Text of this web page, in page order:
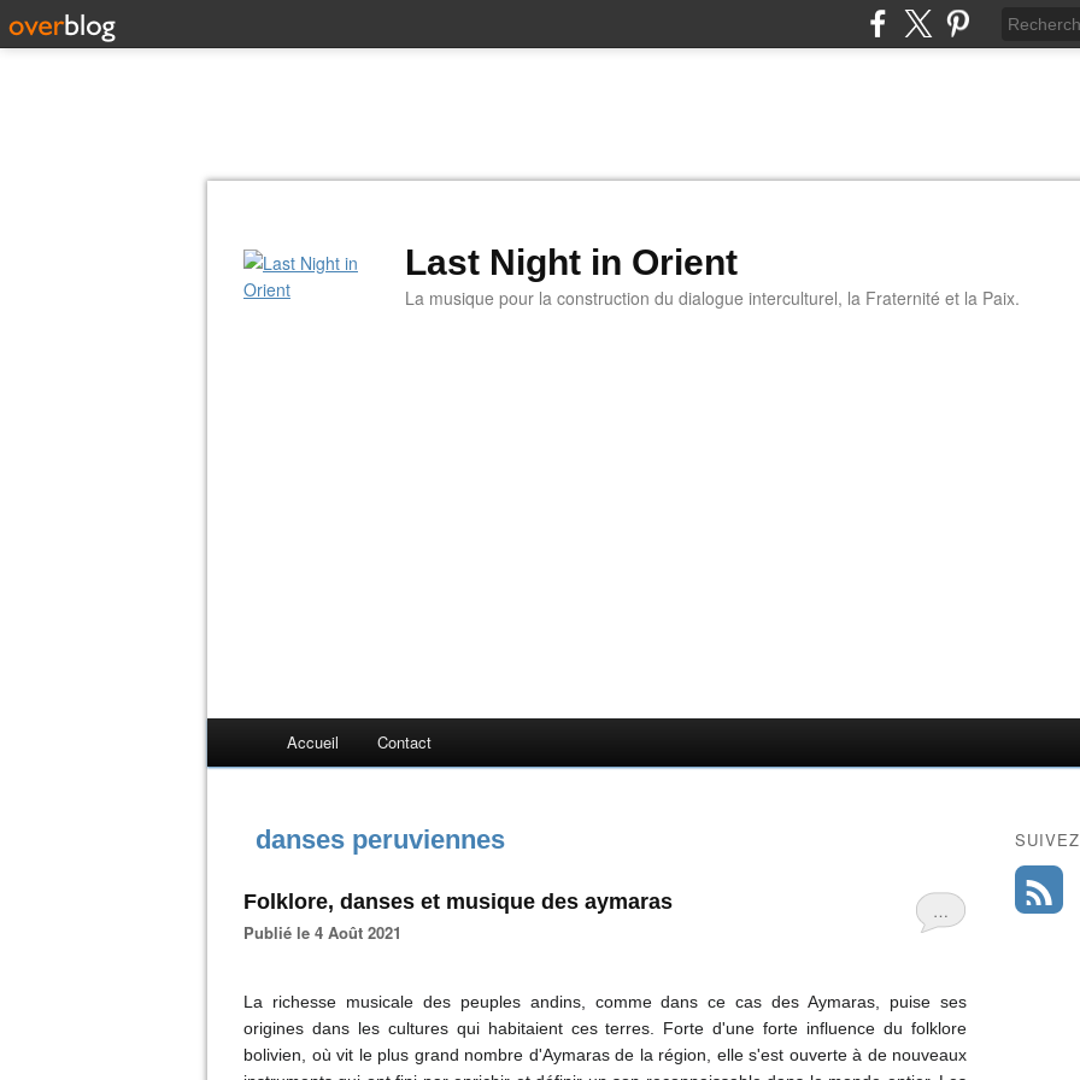
Last Night in Orient
La musique pour la construction du dialogue interculturel, la Fraternité et la Paix.
Accueil Contact
danses peruviennes
…
Folklore, danses et musique des aymaras
Publié le 4 Août 2021
La richesse musicale des peuples andins, comme dans ce cas des Aymaras, puise ses
origines dans les cultures qui habitaient ces terres. Forte d'une forte influence du folklore
bolivien, où vit le plus grand nombre d'Aymaras de la région, elle s'est ouverte à de nouveaux